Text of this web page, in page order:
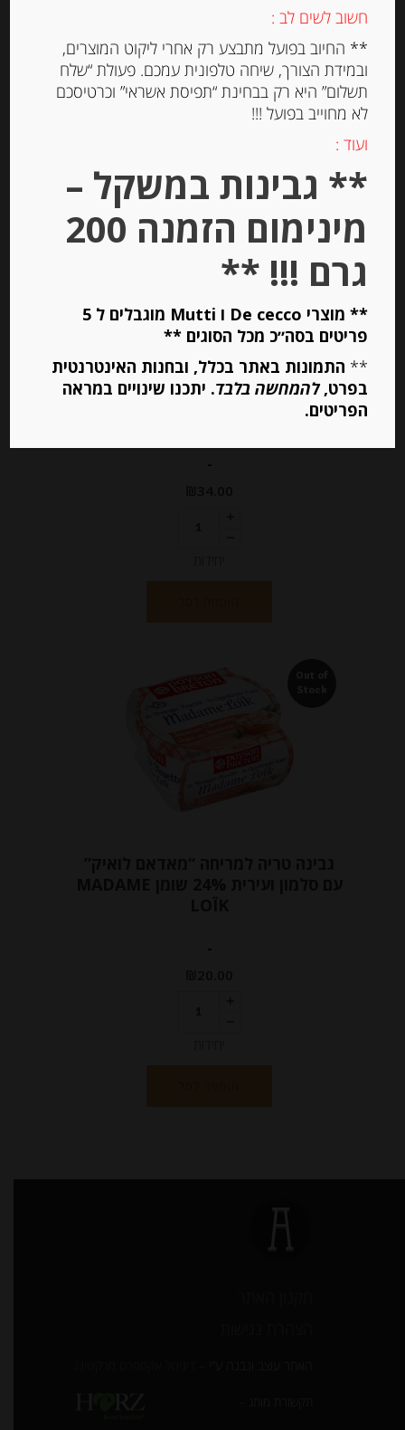
יחידות
Out of
מיקס מיני גבינות הולנדיות 30% שומן
Verger
-
-
חשוב לשים לב :
** החיוב בפועל מתבצע רק אחרי ליקוט המוצרים,
ובמידת הצורך, שיחה טלפונית עמכם. פעולת “שלח
תשלום” היא רק בבחינת “תפיסת אשראי” וכרטיסכם
לא מחוייב בפועל !!!
ועוד :
** גבינות במשקל –
מינימום הזמנה 200
גרם !!! **
** מוצרי De cecco ו Mutti מוגבלים ל 5
פריטים בסה״כ מכל הסוגים **
** התמונות באתר בכלל, ובחנות האינטרנטית
בפרט,להמחשה בלבד. יתכנו שינויים במראה
הפריטים.